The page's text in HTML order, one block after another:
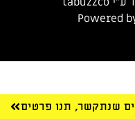
שנתקשר, תנו פרטים
Powered